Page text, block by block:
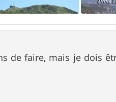
de faire, mais je dois